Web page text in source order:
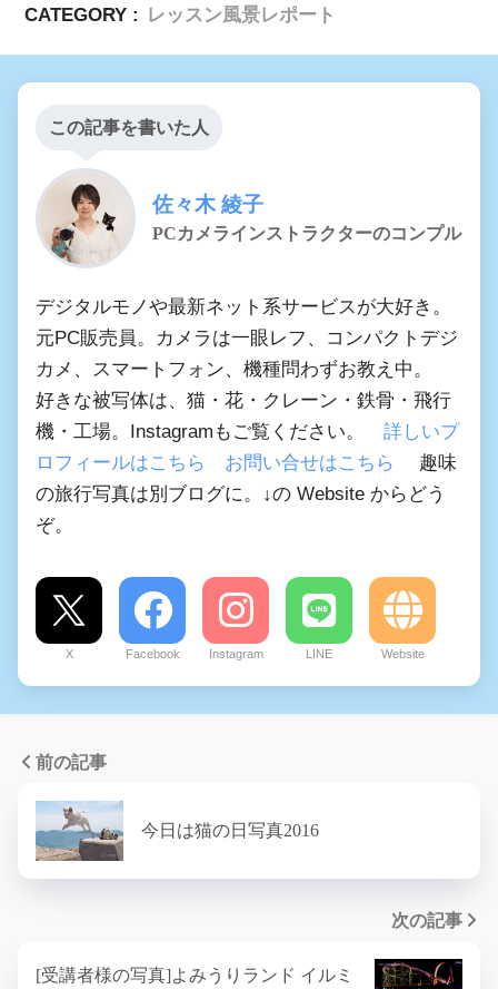
CATEGORY : レッスン風景レポート
この記事を書いた人
佐々木 綾子
PCカメラインストラクターのコンプル
デジタルモノや最新ネット系サービスが大好き。
元PC販売員。カメラは一眼レフ、コンパクトデジ
カメ、スマートフォン、機種問わずお教え中。
好きな被写体は、猫・花・クレーン・鉄骨・飛行
機・工場。Instagramもご覧ください。 詳しいプ
ロフィールはこちら
お問い合せはこちら
趣味
の旅行写真は別ブログに。↓の Website からどう
ぞ。
X Facebook Instagram LINE Website
前の記事
今日は猫の日写真2016
次の記事
[受講者様の写真]よみうりランド イルミ